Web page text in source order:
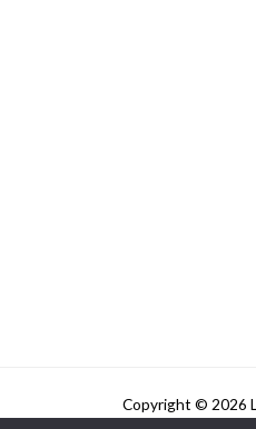
Copyright © 2026